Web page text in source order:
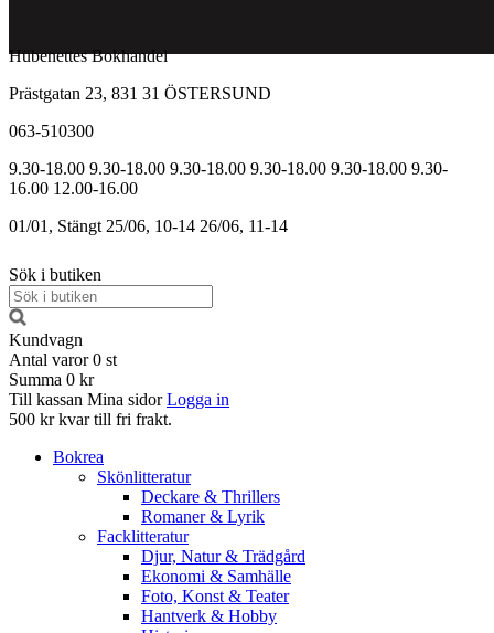
Hübenettes Bokhandel
Prästgatan 23, 831 31 ÖSTERSUND
063-510300
9.30-18.00 9.30-18.00 9.30-18.00 9.30-18.00 9.30-18.00 9.30-
16.00 12.00-16.00
01/01, Stängt 25/06, 10-14 26/06, 11-14
Sök i butiken
Kundvagn
Antal varor 0 st
Summa 0 kr
Till kassan Mina sidor Logga in
500 kr kvar till fri frakt.
Bokrea
Skönlitteratur
Deckare & Thrillers
Romaner & Lyrik
Facklitteratur
Djur, Natur & Trädgård
Ekonomi & Samhälle
Foto, Konst & Teater
Hantverk & Hobby